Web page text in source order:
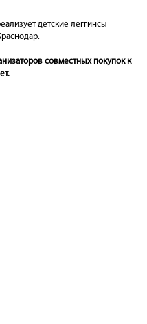
детские леггинсы
совместных покупок к